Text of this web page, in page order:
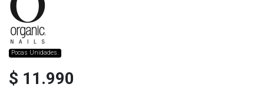
Pocas Unidades.
$ 11.990